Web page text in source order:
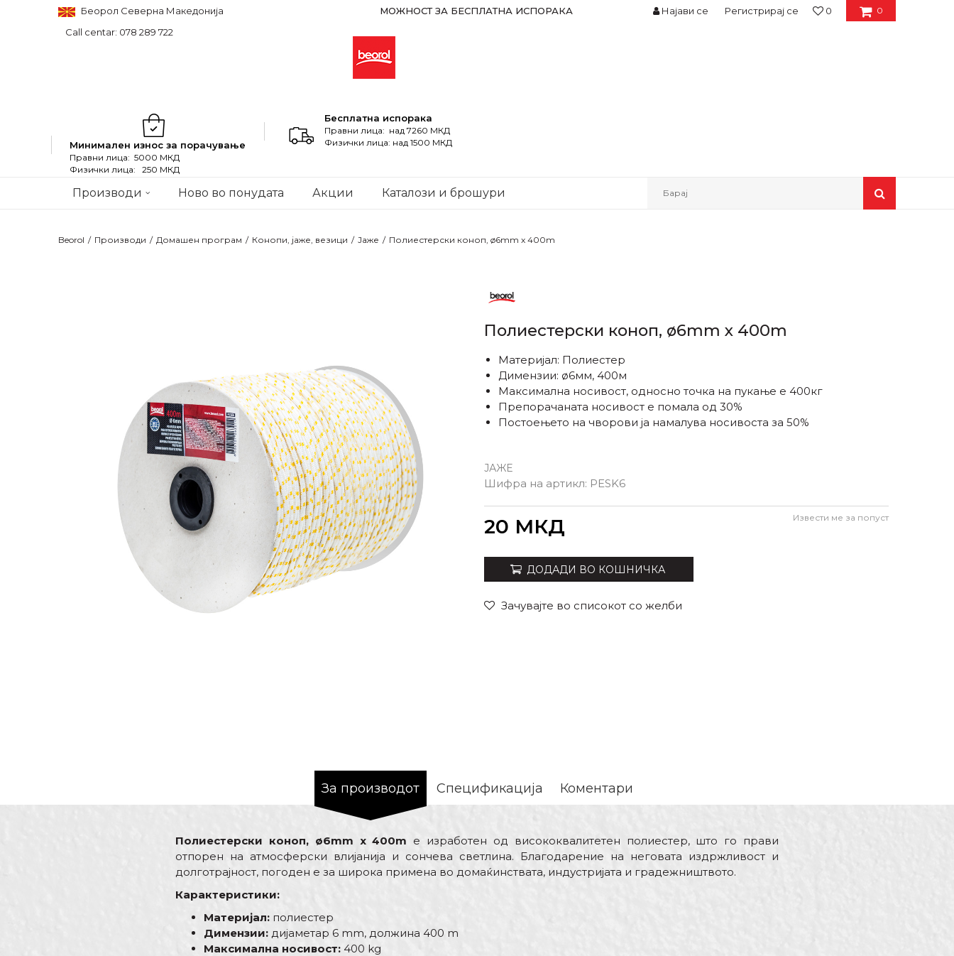
Беорол Северна Македонија
Call centar: 078 289 722
МОЖНОСТ ЗА БЕСПЛАТНА ИСПОРАКА 0
0
Најави се Регистрирај се
Минимален износ за порачување
Правни лица: 5000 МКД
Физички лица: 250 МКД
Бесплатна испорака
Правни лица: над 7260 МКД
Физички лица: над 1500 МКД
Производи Ново во понудата Акции Каталози и брошури Барај
Beorol Производи Домашен програм Конопи, јаже, везици Јаже Полиестерски коноп, ø6mm x 400m
Полиестерски коноп, ø6mm x 400m
ЈАЖЕ
Шифра на артикл: PESK6
Материјал: Полиестер
Димензии: ø6мм, 400м
Максимална носивост, односно точка на пукање е 400кг
Препорачаната носивост е помала од 30%
Постоењето на чворови ја намалува носивоста за 50%
20 МКД Извести ме за попуст
ДОДАДИ ВО КОШНИЧКА
Зачувајте во списокот со желби
За производот Спецификација Коментари
Полиестерски коноп, ø6mm x 400m е изработен од висококвалитетен полиестер, што го прави
отпорен на атмосферски влијанија и сончева светлина. Благодарение на неговата издржливост и
долготрајност, погоден е за широка примена во домаќинствата, индустријата и градежништвото.
Карактеристики:
Материјал: полиестер
Димензии: дијаметар 6 mm, должина 400 m
Максимална носивост: 400 kg